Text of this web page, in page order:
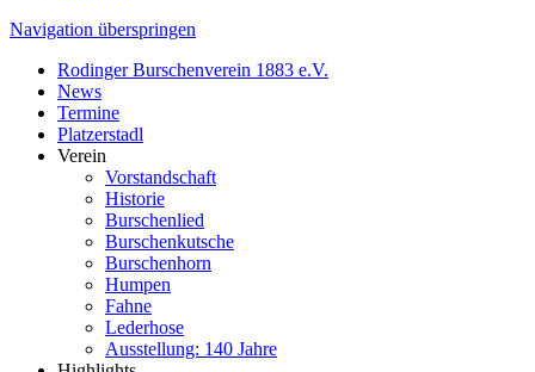
Navigation überspringen
Rodinger Burschenverein 1883 e.V.
News
Termine
Platzerstadl
Verein
Vorstandschaft
Historie
Burschenlied
Burschenkutsche
Burschenhorn
Humpen
Fahne
Lederhose
Ausstellung: 140 Jahre